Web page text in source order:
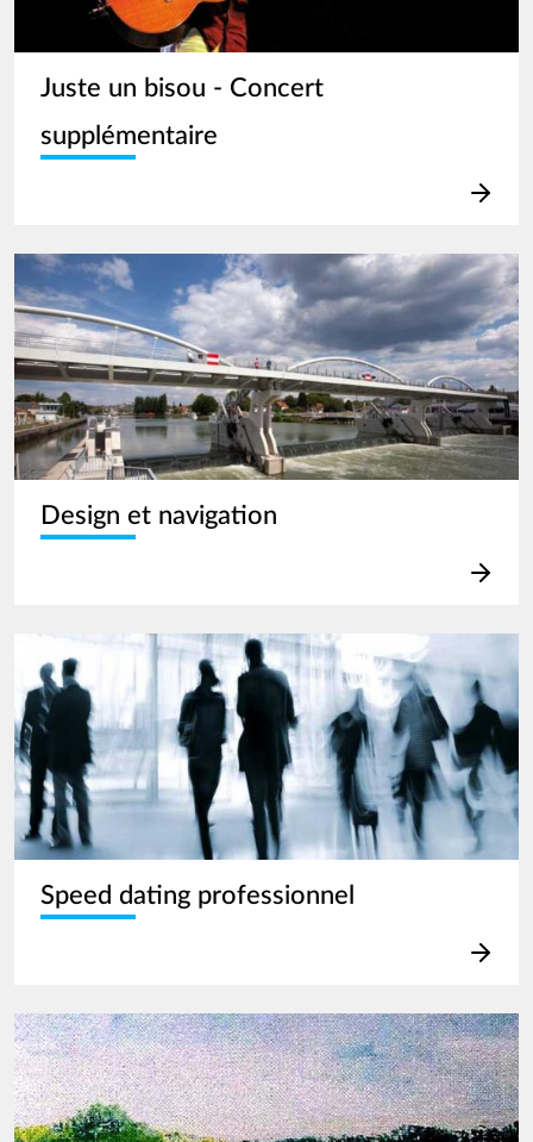
Juste un bisou - Concert
supplémentaire
Image
Design et navigation
Speed dating professionnel
Image